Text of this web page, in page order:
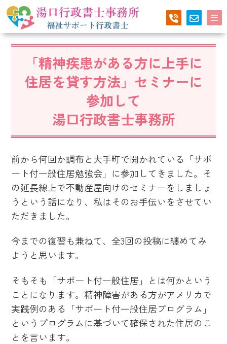
「精神疾患がある方に上手に
住居を貸す方法」セミナーに
参加して
湯口行政書士事務所
前から何回か調布と大手町で開かれている「サポ
ート付一般住居勉強会」に参加してきました。そ
の延長線上で不動産屋向けのセミナーをしましょ
うという話になり、私はそのお手伝いをさせてい
ただきました。
今までの復習も兼ねて、全3回の投稿に纏めてみ
ようと思います。
そもそも「サポート付一般住居」とは何かという
ことになります。精神障害がある方がアメリカで
実践例のある「サポート付一般住居プログラム」
というプログラムに基づいて確保された住居のこ
とを言います。